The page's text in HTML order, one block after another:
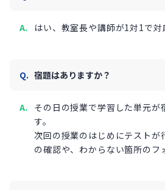
はい、教室長や講師が1対1で対
宿題はありますか？
その日の授業で学習した単元が
す。
次回の授業のはじめにテストが
の確認や、わからない箇所のフ